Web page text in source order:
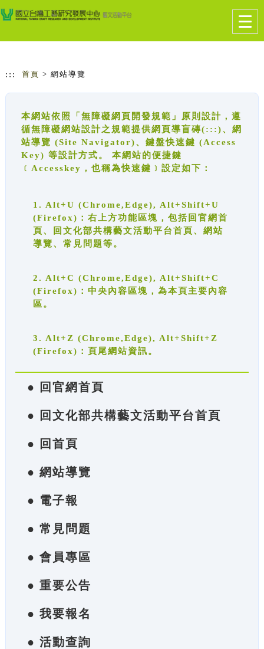
跳到主要內容
網站導覽
::: 首頁 > 網站導覽
本網站依照「無障礙網頁開發規範」原則設計，遵
循無障礙網站設計之規範提供網頁導盲磚(:::)、網
站導覽 (Site Navigator)、鍵盤快速鍵 (Access
Key) 等設計方式。 本網站的便捷鍵
﹝Accesskey，也稱為快速鍵﹞設定如下：
1. Alt+U (Chrome,Edge), Alt+Shift+U
(Firefox)：右上方功能區塊，包括回官網首
頁、回文化部共構藝文活動平台首頁、網站
導覽、常見問題等。
2. Alt+C (Chrome,Edge), Alt+Shift+C
(Firefox)：中央內容區塊，為本頁主要內容
區。
3. Alt+Z (Chrome,Edge), Alt+Shift+Z
(Firefox)：頁尾網站資訊。
● 回官網首頁
● 回文化部共構藝文活動平台首頁
● 回首頁
● 網站導覽
● 電子報
● 常見問題
● 會員專區
● 重要公告
● 我要報名
● 活動查詢